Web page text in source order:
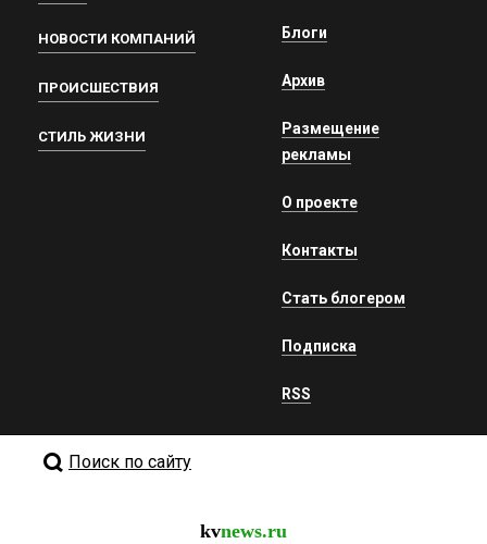
НОВОСТИ КОМПАНИЙ
ПРОИСШЕСТВИЯ
СТИЛЬ ЖИЗНИ
Блоги
Архив
Размещение
рекламы
О проекте
Контакты
Стать блогером
Подписка
RSS
Поиск по сайту
kvnews.ru